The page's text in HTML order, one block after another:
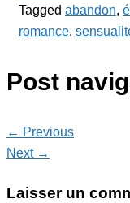
Tagged abandon,
romance,
Post
← Previous
Next →
Laisser un